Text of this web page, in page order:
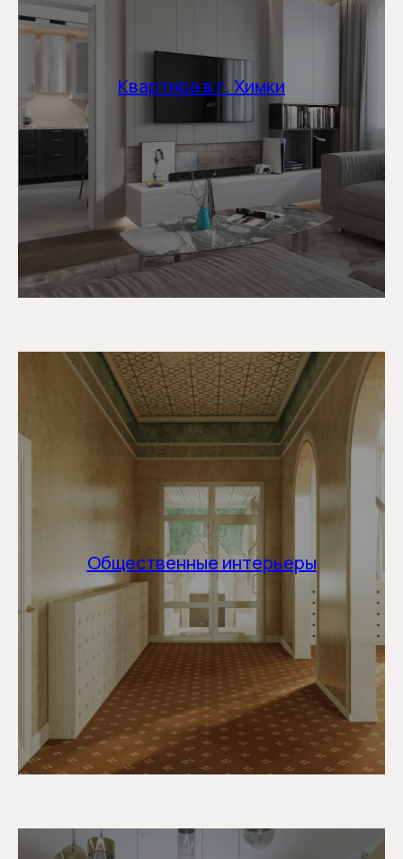
Квартира в г. Химки
Общественные интерьеры